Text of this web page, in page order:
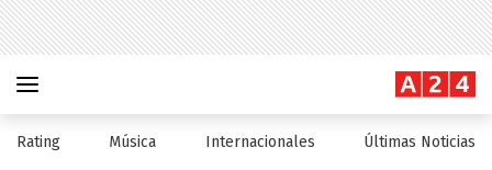
Rating Música Internacionales Últimas Noticias